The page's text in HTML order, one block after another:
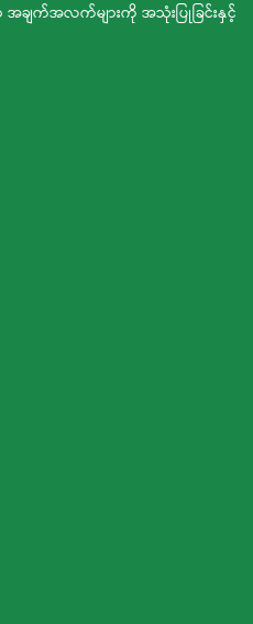
အချက်အလက်များကို အသုံးပြုခြင်းနှင့်